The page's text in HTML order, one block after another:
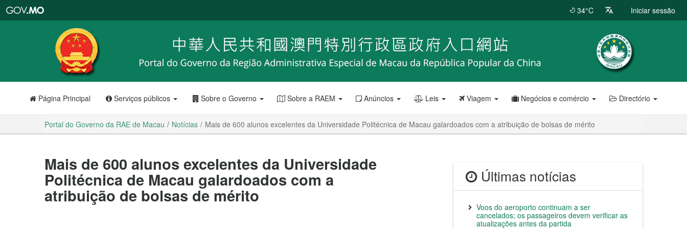
RAE
de
Macau
34°C Iniciar sessão
Página Principal Serviços públicos Sobre o Governo Sobre a RAEM Anúncios Leis Viagem Negócios e comércio Directório
Portal do Governo da RAE de Macau Notícias Mais de 600 alunos excelentes da Universidade Politécnica de Macau galardoados com a atribuição de bolsas de mérito
Mais de 600 alunos excelentes da Universidade
Politécnica de Macau galardoados com a
atribuição de bolsas de mérito
Últimas notícias
Voos do aeroporto continuam a ser
cancelados; os passageiros devem verificar as
atualizações antes da partida